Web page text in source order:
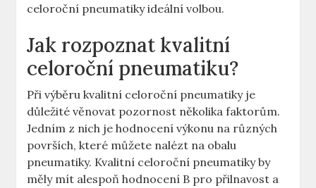
celoroční pneumatiky ideální volbou.
Jak rozpoznat kvalitní
celoroční pneumatiku?
Při výběru kvalitní celoroční pneumatiky je
důležité věnovat pozornost několika faktorům.
Jedním z nich je hodnocení výkonu na různých
površích, které můžete nalézt na obalu
pneumatiky. Kvalitní celoroční pneumatiky by
měly mít alespoň hodnocení B pro přilnavost a